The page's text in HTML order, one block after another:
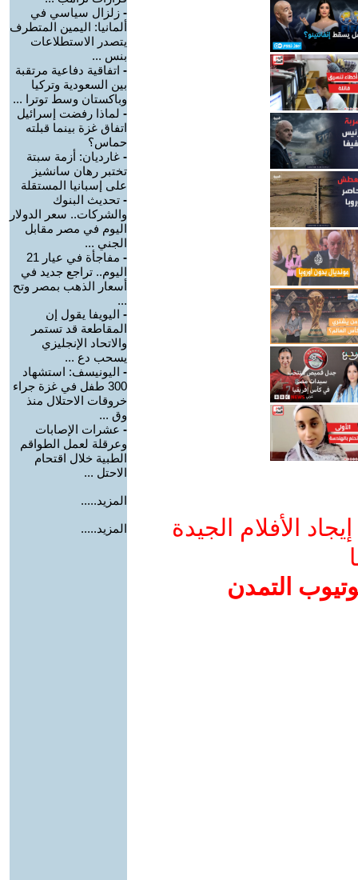
الأفلام الجيدة
التمدن
- زلزال سياسي في
ألمانيا: اليمين المتطرف
يتصدر الاستطلاعات
بنس ...
- اتفاقية دفاعية مرتقبة
بين السعودية وتركيا
وباكستان وسط توترا ...
- لماذا رفضت إسرائيل
اتفاق غزة بينما قبلته
حماس؟
- غارديان: أزمة سبتة
تختبر رهان سانشيز
على إسبانيا المستقلة
- تحديث البنوك
والشركات.. سعر الدولار
اليوم في مصر مقابل
الجني ...
-
مفاجأة في عيار 21
اليوم.. تراجع جديد في
أسعار الذهب بمصر وتح
...
- اليويفا يقول إن
المقاطعة قد تستمر
والاتحاد الإنجليزي
يسحب دع ...
- اليونيسف: استشهاد
300 طفل في غزة جراء
خروقات الاحتلال منذ
وق ...
- عشرات الإصابات
وعرقلة لعمل الطواقم
الطبية خلال اقتحام
الاحتل ...
المزيد.....
المزيد.....